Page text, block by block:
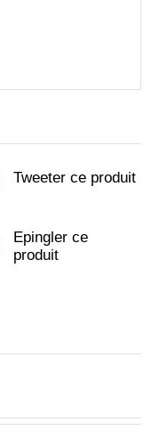
Tweeter ce produit
Epingler ce
produit